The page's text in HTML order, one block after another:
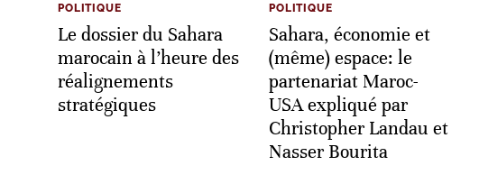
POLITIQUE
Le dossier du Sahara
marocain à l’heure des
réalignements
stratégiques
POLITIQUE
Sahara, économie et
(même) espace: le
partenariat Maroc-
USA expliqué par
Christopher Landau et
Nasser Bourita